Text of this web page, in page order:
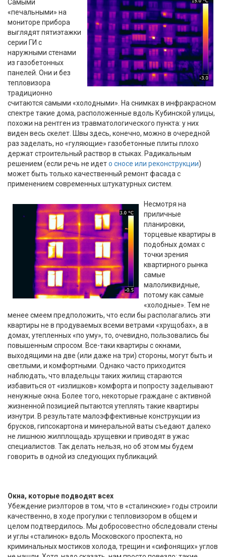
Самыми
«печальными» на
мониторе прибора
выглядят пятиэтажки
серии ГИ с
наружными стенами
из газобетонных
панелей. Они и без
тепловизора
традиционно
считаются самыми «холодными». На снимках в инфракрасном
спектре такие дома, расположенные вдоль Кубинской улицы,
похожи на рентген из травматологического пункта: у них
виден весь скелет. Швы здесь, конечно, можно в очередной
раз заделать, но «гуляющие» газобетонные плиты плохо
держат строительный раствор в стыках. Радикальным
решением (если речь не идето сносе или реконструкции)
может быть только качественный ремонт фасада с
применением современных штукатурных систем.
Несмотря на
приличные
планировки,
торцевые квартиры в
подобных домах с
точки зрения
квартирного рынка
самые
малоликвидные,
потому как самые
«холодные». Тем не
менее смеем предположить, что если бы располагались эти
квартиры не в продуваемых всеми ветрами «хрущобах», а в
домах, утепленных «по уму», то, очевидно, пользовались бы
повышенным спросом. Все-таки квартиры с окнами,
выходящими на две (или даже на три) стороны, могут быть и
светлыми, и комфортными. Однако часто приходится
наблюдать, что владельцы таких жилищ стараются
избавиться от «излишков» комфорта и попросту заделывают
ненужные окна. Более того, некоторые граждане с активной
жизненной позицией пытаются утеплять такие квартиры
изнутри. В результате малоэффективные конструкции из
брусков, гипсокартона и минеральной ваты съедают далеко
не лишнюю жилплощадь хрущевки и приводят в ужас
специалистов. Так делать нельзя, но об этом мы будем
говорить в одной из следующих публикаций.
Окна, которые подводят всех
Убеждение риэлторов в том, что в «сталинские» годы строили
качественно, в ходе прогулки с тепловизором в общем и
целом подтвердилось. Мы добросовестно обследовали стены
и углы «сталинок» вдоль Московского проспекта, но
криминальных мостиков холода, трещин и «сифонящих» углов